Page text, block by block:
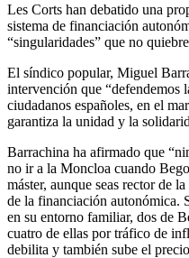
Les Corts han debatido una
sistema de financiación
“singularidades” que no
El síndico popular, Miguel
intervención que “defendemos
ciudadanos españoles, en el
garantiza la unidad y la
Barrachina ha afirmado que
no ir a la Moncloa cuando
máster, aunque seas rector de
de la financiación autonómica.
en su entorno familiar, dos de
cuatro de ellas por tráfico de
debilita y también sube el